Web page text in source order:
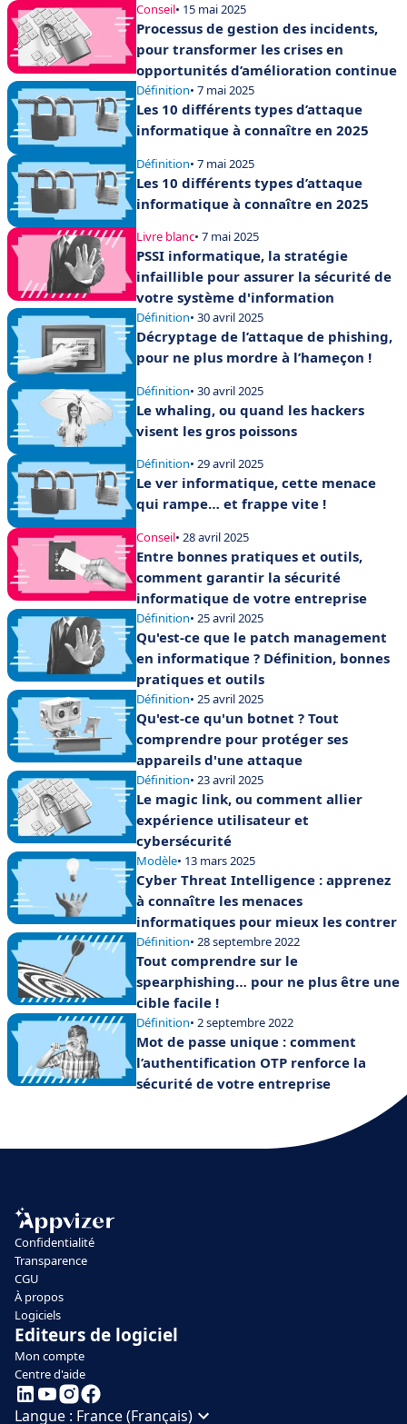
Conseil• 15 mai 2025
Processus de gestion des incidents,
pour transformer les crises en
opportunités d’amélioration continue
Définition• 7 mai 2025
Les 10 différents types d’attaque
informatique à connaître en 2025
Définition• 7 mai 2025
Les 10 différents types d’attaque
informatique à connaître en 2025
Livre blanc• 7 mai 2025
PSSI informatique, la stratégie
infaillible pour assurer la sécurité de
votre système d'information
Définition• 30 avril 2025
Décryptage de l’attaque de phishing,
pour ne plus mordre à l’hameçon !
Définition• 30 avril 2025
Le whaling, ou quand les hackers
visent les gros poissons
Définition• 29 avril 2025
Le ver informatique, cette menace
qui rampe… et frappe vite !
Conseil• 28 avril 2025
Entre bonnes pratiques et outils,
comment garantir la sécurité
informatique de votre entreprise
Définition• 25 avril 2025
Qu'est-ce que le patch management
en informatique ? Définition, bonnes
pratiques et outils
Définition• 25 avril 2025
Qu'est-ce qu'un botnet ? Tout
comprendre pour protéger ses
appareils d'une attaque
Définition• 23 avril 2025
Le magic link, ou comment allier
expérience utilisateur et
cybersécurité
Modèle• 13 mars 2025
Cyber Threat Intelligence : apprenez
à connaître les menaces
informatiques pour mieux les contrer
Définition• 28 septembre 2022
Tout comprendre sur le
spearphishing… pour ne plus être une
cible facile !
Définition• 2 septembre 2022
Mot de passe unique : comment
l’authentification OTP renforce la
sécurité de votre entreprise
Confidentialité
Transparence
CGU
À propos
Logiciels
Editeurs de logiciel
Mon compte
Centre d'aide
Langue : France (Français)